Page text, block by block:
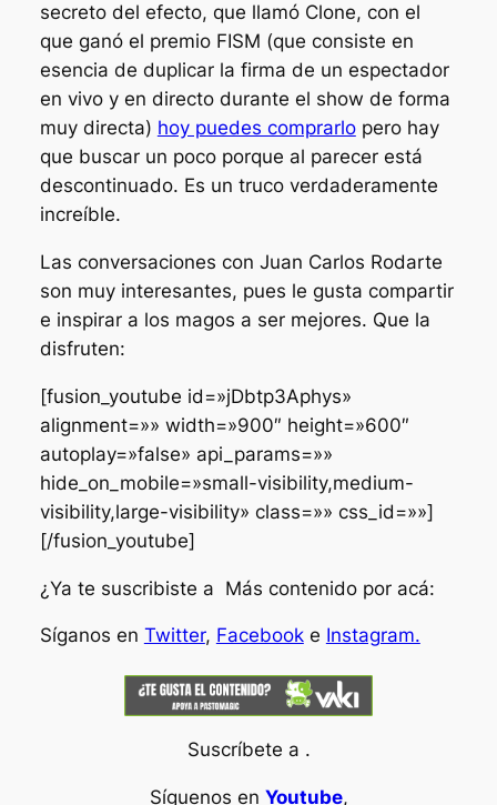
secreto del efecto, que llamó Clone, con el
que ganó el premio FISM (que consiste en
esencia de duplicar la firma de un espectador
en vivo y en directo durante el show de forma
muy directa) hoy puedes comprarlopero hay
que buscar un poco porque al parecer está
descontinuado. Es un truco verdaderamente
increíble.
Las conversaciones con Juan Carlos Rodarte
son muy interesantes, pues le gusta compartir
e inspirar a los magos a ser mejores. Que la
disfruten:
[fusion_youtube id=»jDbtp3Aphys»
alignment=»» width=»900″ height=»600″
autoplay=»false» api_params=»»
hide_on_mobile=»small-visibility,medium-
visibility,large-visibility» class=»» css_id=»»]
[/fusion_youtube]
¿Ya te suscribiste a Más contenido por acá:
Síganos en Twitter, Facebooke Instagram.
Suscríbete a .
Síguenos en Youtube,